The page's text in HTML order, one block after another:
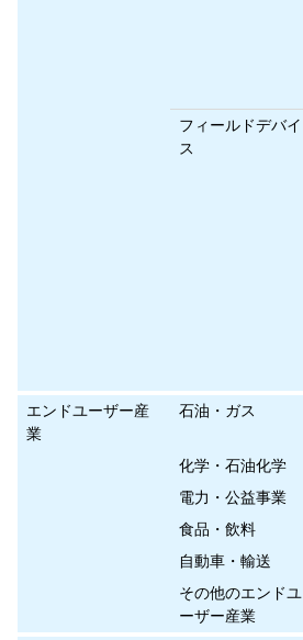
フィールドデバイ
ス
エンドユーザー産
業
石油・ガス
化学・石油化学
電力・公益事業
食品・飲料
自動車・輸送
その他のエンドユ
ーザー産業